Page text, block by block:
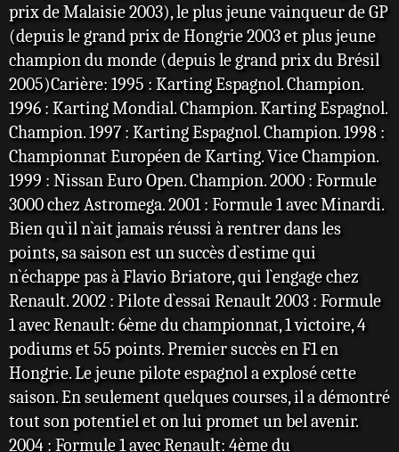
prix de Malaisie 2003), le plus jeune vainqueur de GP
(depuis le grand prix de Hongrie 2003 et plus jeune
champion du monde (depuis le grand prix du Brésil
2005)Carière: 1995 : Karting Espagnol. Champion.
1996 : Karting Mondial. Champion. Karting Espagnol.
Champion. 1997 : Karting Espagnol. Champion. 1998 :
Championnat Européen de Karting. Vice Champion.
1999 : Nissan Euro Open. Champion. 2000 : Formule
3000 chez Astromega. 2001 : Formule 1 avec Minardi.
Bien qu`il n`ait jamais réussi à rentrer dans les
points, sa saison est un succès d`estime qui
n`échappe pas à Flavio Briatore, qui l`engage chez
Renault. 2002 : Pilote d`essai Renault 2003 : Formule
1 avec Renault: 6ème du championnat, 1 victoire, 4
podiums et 55 points. Premier succès en F1 en
Hongrie. Le jeune pilote espagnol a explosé cette
saison. En seulement quelques courses, il a démontré
tout son potentiel et on lui promet un bel avenir.
2004 : Formule 1 avec Renault: 4ème du